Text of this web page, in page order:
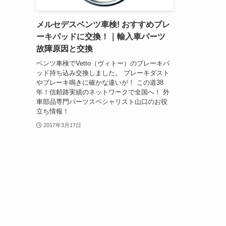
メルセデスベンツ車検! おすすめブレ
ーキパッドに交換！｜輸入車パーツ
故障原因と交換
ベンツ車検でVetto（ヴィトー）のブレーキパ
ッド持ち込み交換しました。 ブレーキダスト
やブレーキ鳴きに確かな違いが！ この道38
年！信頼路実績のネットワークで全国へ！ 外
車部品専門パーツスペシャリスト山口のお役
立ち情報！
2017年3月17日